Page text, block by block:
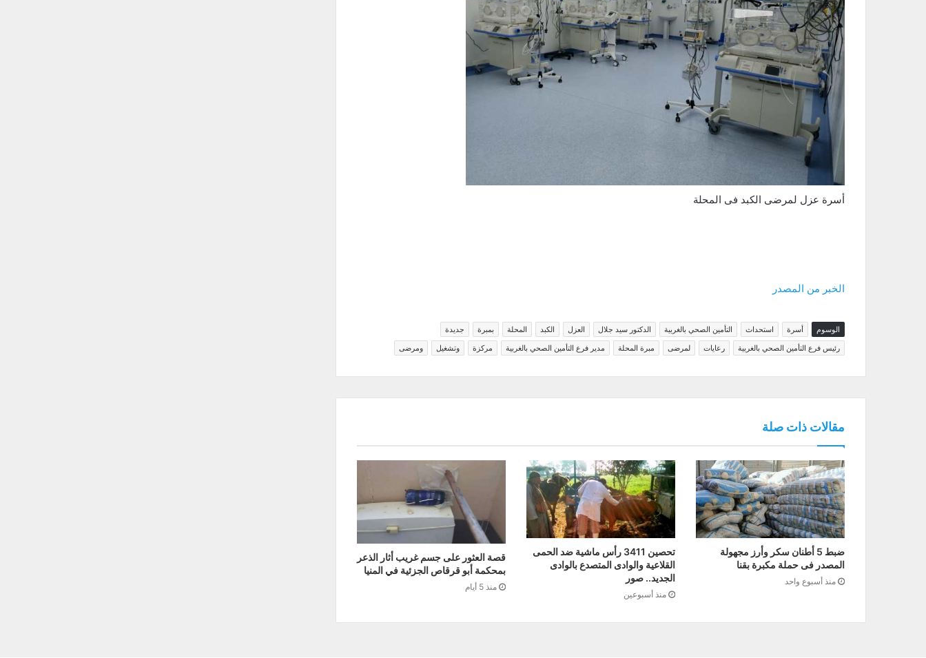
أسرة عزل لمرضى الكبد فى المحلة
الخبر من المصدر
الوسوم أسرة استحداث التأمين الصحي بالغربية الدكتور سيد جلال العزل الكبد المحلة بمبرة
جديدة
رئيس فرع التأمين الصحي بالغربية
رعايات لمرضى مبرة المحلة مدير فرع التأمين الصحي بالغربية مركزة وتشغيل ومرضى
مقالات ذات صلة
ضبط 5 أطنان سكر وأرز مجهولة
المصدر فى حملة مكبرة بقنا
منذ أسبوع واحد
تحصين 3411 رأس ماشية ضد الحمى
القلاعية والوادى المتصدع بالوادى
الجديد.. صور
منذ أسبوعين
قصة العثور على جسم غريب أثار الذعر
بمحكمة أبو قرقاص الجزئية في المنيا
منذ 5 أيام